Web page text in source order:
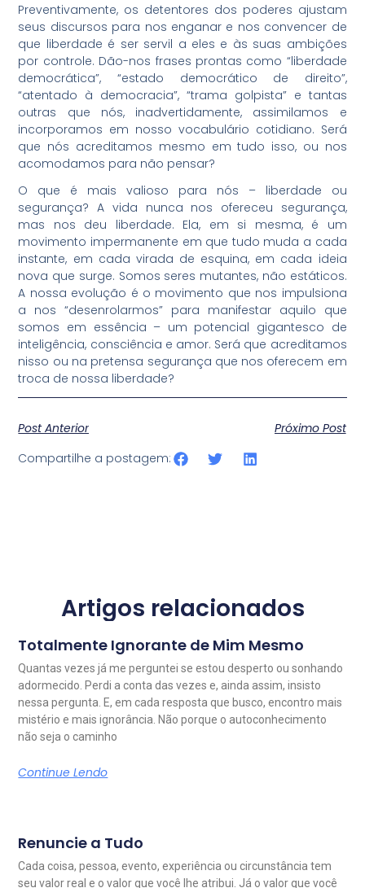
Preventivamente, os detentores dos poderes ajustam
seus discursos para nos enganar e nos convencer de
que liberdade é ser servil a eles e às suas ambições
por controle. Dão-nos frases prontas como “liberdade
democrática”, “estado democrático de direito”,
“atentado à democracia”, “trama golpista” e tantas
outras que nós, inadvertidamente, assimilamos e
incorporamos em nosso vocabulário cotidiano. Será
que nós acreditamos mesmo em tudo isso, ou nos
acomodamos para não pensar?
O que é mais valioso para nós – liberdade ou
segurança? A vida nunca nos ofereceu segurança,
mas nos deu liberdade. Ela, em si mesma, é um
movimento impermanente em que tudo muda a cada
instante, em cada virada de esquina, em cada ideia
nova que surge. Somos seres mutantes, não estáticos.
A nossa evolução é o movimento que nos impulsiona
a nos “desenrolarmos” para manifestar aquilo que
somos em essência – um potencial gigantesco de
inteligência, consciência e amor. Será que acreditamos
nisso ou na pretensa segurança que nos oferecem em
troca de nossa liberdade?
Post Anterior
Próximo Post
Compartilhe a postagem:
Artigos relacionados
Totalmente Ignorante de Mim Mesmo
Quantas vezes já me perguntei se estou desperto ou sonhando
adormecido. Perdi a conta das vezes e, ainda assim, insisto
nessa pergunta. E, em cada resposta que busco, encontro mais
mistério e mais ignorância. Não porque o autoconhecimento
não seja o caminho
Continue Lendo
Renuncie a Tudo
Cada coisa, pessoa, evento, experiência ou circunstância tem
seu valor real e o valor que você lhe atribui. Já o valor que você